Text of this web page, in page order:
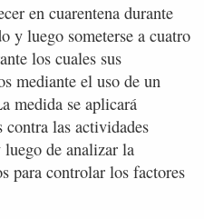
en cuarentena durante
y luego someterse a cuatro
los cuales sus
mediante el uso de un
medida se aplicará
las actividades
de analizar la
para controlar los factores